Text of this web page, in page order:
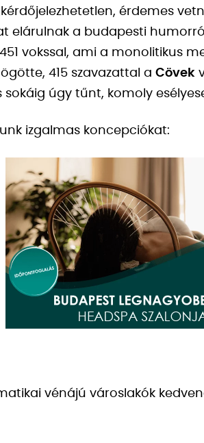
érdemes
elárulnak a budapesti
vokssal, ami a monolitikus
415 szavazattal a Cövek
úgy tűnt, komoly
izgalmas koncepciókat:
vénájú városlakók